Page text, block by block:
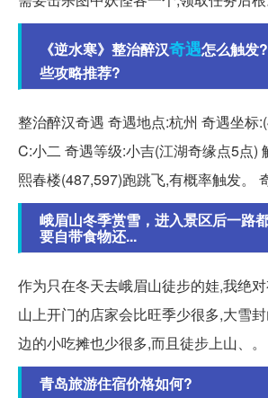
《逆水寒》整治醉汉奇遇怎么触发
些攻略推荐?
整治醉汉奇遇 奇遇地点:杭州 奇遇坐标
C:小二 奇遇等级:小吉(江湖奇缘点5点)
熙春楼(487,597)跑跳飞,有概率触发。
峨眉山冬季赏雪，进入景区后一路
要自带食物还...
作为只在冬天去峨眉山徒步的娃,我绝
山上开门的店家会比旺季少很多,大雪
边的小吃摊也少很多,而且徒步上山、。
青岛旅游住宿价格如何?